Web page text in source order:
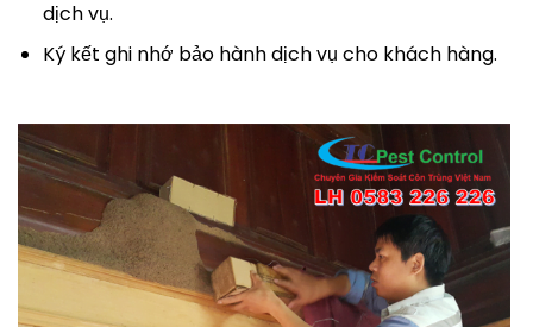
dịch vụ.
Ký kết ghi nhớ bảo hành dịch vụ cho khách hàng.